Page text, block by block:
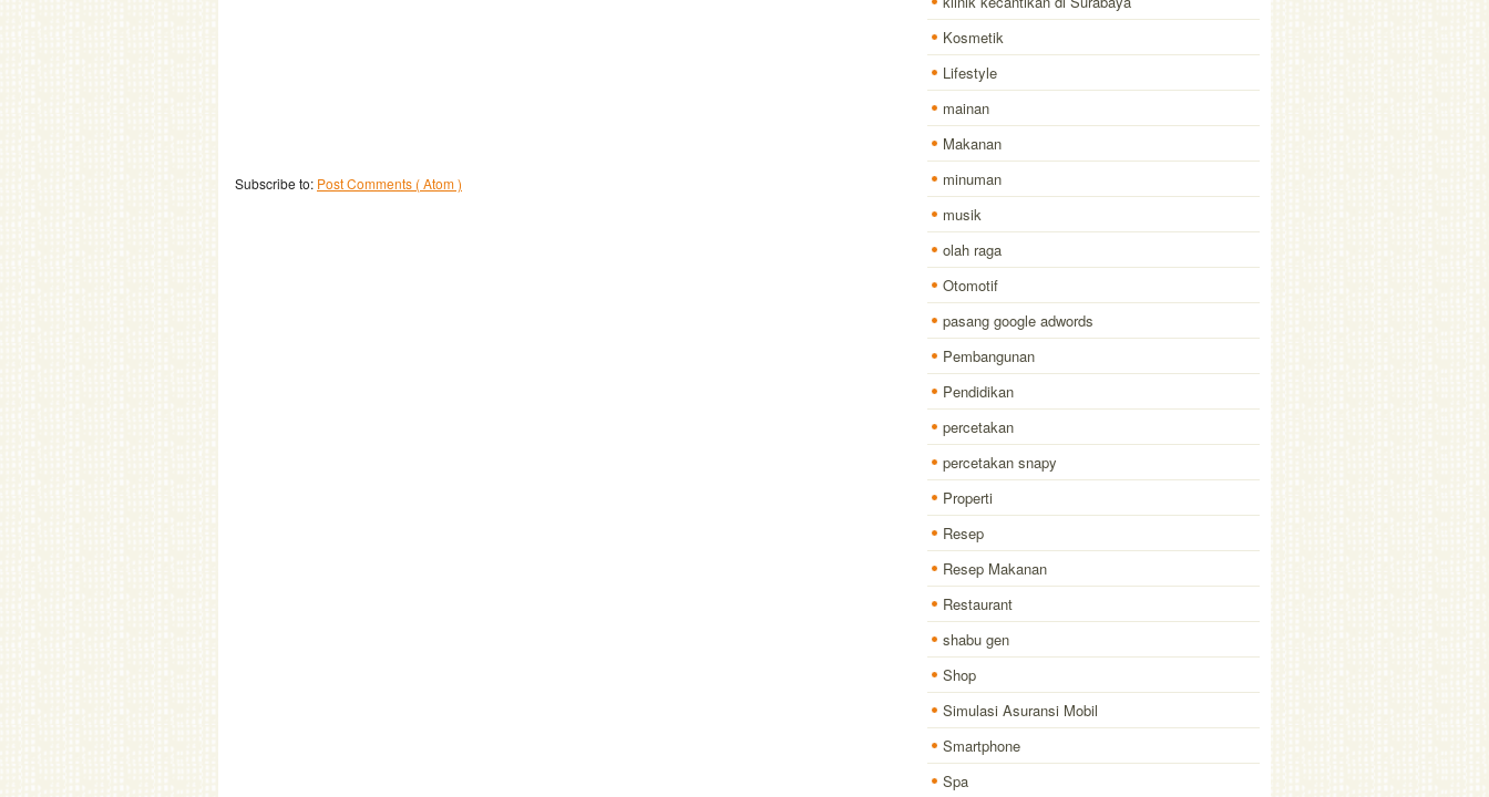
Subscribe to: Post Comments ( Atom )
Kosmetik
Lifestyle
mainan
Makanan
minuman
musik
olah raga
Otomotif
pasang google adwords
Pembangunan
Pendidikan
percetakan
percetakan snapy
Properti
Resep
Resep Makanan
Restaurant
shabu gen
Shop
Simulasi Asuransi Mobil
Smartphone
Spa